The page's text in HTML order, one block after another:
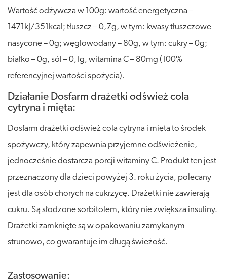
Wartość odżywcza w 100g: wartość energetyczna –
1471kJ/351kcal; tłuszcz – 0,7g, w tym: kwasy tłuszczowe
nasycone – 0g; węglowodany – 80g, w tym: cukry – 0g;
białko – 0g, sól – 0,1g, witamina C – 80mg (100%
referencyjnej wartości spożycia).
Działanie Dosfarm drażetki odśwież cola
cytryna i mięta:
Dosfarm drażetki odśwież cola cytryna i mięta to środek
spożywczy, który zapewnia przyjemne odświeżenie,
jednocześnie dostarcza porcji witaminy C. Produkt ten jest
przeznaczony dla dzieci powyżej 3. roku życia, polecany
jest dla osób chorych na cukrzycę. Drażetki nie zawierają
cukru. Są słodzone sorbitolem, który nie zwiększa insuliny.
Drażetki zamknięte są w opakowaniu zamykanym
strunowo, co gwarantuje im długą świeżość.
Zastosowanie: